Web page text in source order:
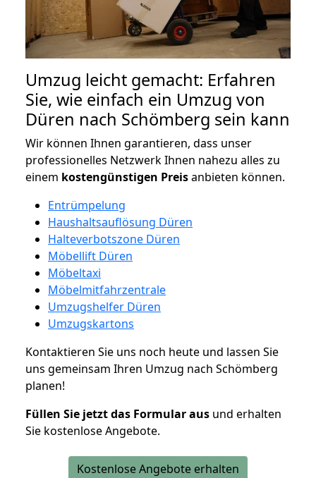
Umzug leicht gemacht: Erfahren
Sie, wie einfach ein Umzug von
Düren nach Schömberg sein kann
Wir können Ihnen garantieren, dass unser
professionelles Netzwerk Ihnen nahezu alles zu
einem kostengünstigen Preisanbieten können.
Entrümpelung
Haushaltsauflösung Düren
Halteverbotszone Düren
Möbellift Düren
Möbeltaxi
Möbelmitfahrzentrale
Umzugshelfer Düren
Umzugskartons
Kontaktieren Sie uns noch heute und lassen Sie
uns gemeinsam Ihren Umzug nach Schömberg
planen!
Füllen Sie jetzt das Formular aus und erhalten
Sie kostenlose Angebote.
Kostenlose Angebote erhalten